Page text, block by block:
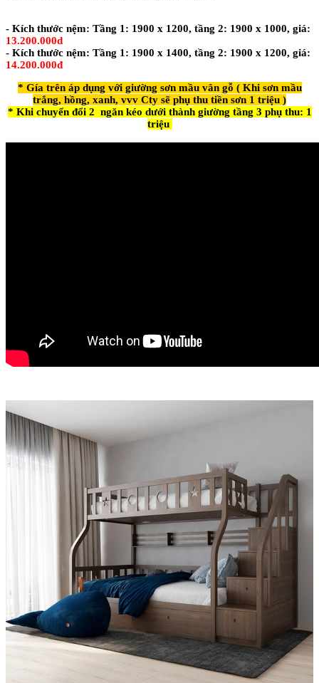
- Kích thước nệm: Tầng 1: 1900 x 1200, tầng 2: 1900 x 1000, giá:
13.200.000d
- Kích thước nệm: Tầng 1: 1900 x 1400, tầng 2: 1900 x 1200, giá:
14.200.000đ
* Gía trên áp dụng với giường sơn mầu vân gỗ ( Khi sơn mầu
trắng, hồng, xanh, vvv Cty sẽ phụ thu tiền sơn 1 triệu )
* Khi chuyển đổi 2 ngăn kéo dưới thành giường tầng 3 phụ thu: 1
triệu